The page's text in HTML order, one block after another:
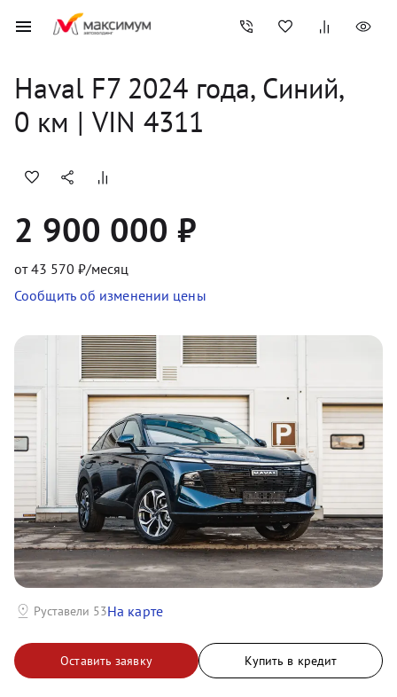
Haval F7 2024 года, Синий,
0 км | VIN 4311
2 900 000 ₽
от43 570 ₽/месяц
Сообщить об изменении цены
Оставить заявку Купить в кредит
Руставели 53На карте